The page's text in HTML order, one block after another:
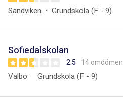
Sandviken Grundskola (F - 9)
Sofiedalskolan
2.5 14 omdömen
Valbo Grundskola (F - 9)